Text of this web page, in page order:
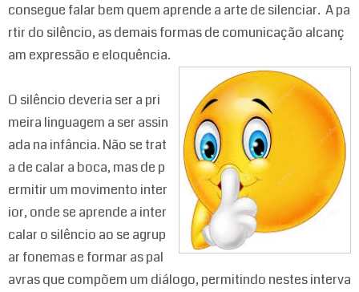
consegue falar bem quem aprende a arte de silenciar. A pa
rtir do silêncio, as demais formas de comunicação alcanç
am expressão e eloquência.
O silêncio deveria ser a pri
meira linguagem a ser assin
ada na infância. Não se trat
a de calar a boca, mas de p
ermitir um movimento inter
ior, onde se aprende a inter
calar o silêncio ao se agrup
ar fonemas e formar as pal
avras que compõem um diálogo, permitindo nestes interva